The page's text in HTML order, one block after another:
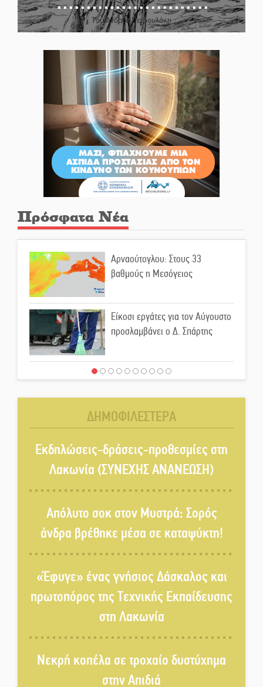
Του Ανδρέα Πετρουλάκη
Πρόσφατα Νέα
Αρναούτογλου: Στους 33
βαθμούς η Μεσόγειος
Είκοσι εργάτες για τον Αύγουστο
προσλαμβάνει ο Δ. Σπάρτης
Μιχάλης Μπότας: Digital
εργασίας για την ελληνική
Νέα σύνθεση στη Νομαρχιακή
Επιτροπή ΣΥΡΙΖΑ-ΠΣ Λακωνίας
«Χάθηκε ένας από τους απλούς,
σπουδαίους ανθρώπους που
Χωρίς «διακοπές» η ΕΛΑΣ:
Σάρωσε Πελοπόννησο και
Λακωνία
και πρωτοπόρος της Τεχνικής
Εκπαίδευσης στη Λακωνία
ΔΗΜΟΦΙΛΕΣΤΕΡΑ
Εκδηλώσεις-δράσεις-προθεσμίες στη
Λακωνία (ΣΥΝΕΧΗΣ ΑΝΑΝΕΩΣΗ)
Απόλυτο σοκ στον Μυστρά: Σορός
άνδρα βρέθηκε μέσα σε καταψύκτη!
«Έφυγε» ένας γνήσιος Δάσκαλος και
πρωτοπόρος της Τεχνικής Εκπαίδευσης
στη Λακωνία
Νεκρή κοπέλα σε τροχαίο δυστύχημα
στην Απιδιά